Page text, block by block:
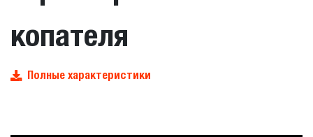
копателя
Полные характеристики